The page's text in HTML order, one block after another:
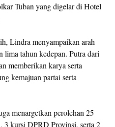
Tuban yang digelar di Hotel
Lindra menyampaikan arah
lima tahun kedepan. Putra dari
memberikan karya serta
kemajuan partai serta
menargetkan perolehan 25
3 kursi DPRD Provinsi, serta 2